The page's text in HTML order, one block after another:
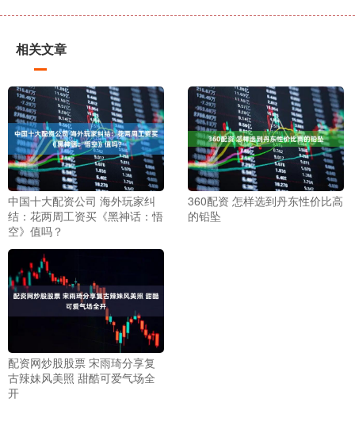
相关文章
中国十大配资公司 海外玩家纠
结：花两周工资买《黑神话：悟
空》值吗？
360配资 怎样选到丹东性价比高
的铅坠
配资网炒股股票 宋雨琦分享复
古辣妹风美照 甜酷可爱气场全
开